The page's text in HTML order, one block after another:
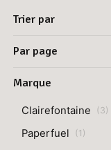
Trier par
Par page
Marque
Clairefontaine (3)
Paperfuel (1 )